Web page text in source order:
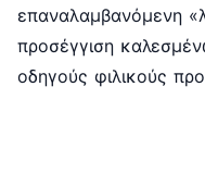
επαναλαμβανόμενη
προσέγγιση
οδηγούς φιλικούς